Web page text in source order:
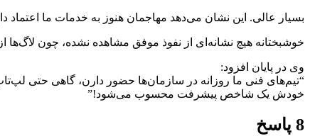
بسیار عالی. این نشان می‌دهد مهاجمان هنوز به خدمات ما
خوشبختانه هیچ نشانه‌ای از نفوذ موفق مشاهده نشده، چون لاگ‌ها
وی در پایان افزود:
“تیم‌های فنی ما روزانه در سازمان‌ها حضور دارن، گاهی حتی
خودش یک شاخص پیشرفت محسوب می‌شود!”
8 پاسخ